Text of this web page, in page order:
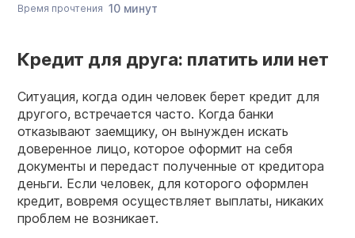
Время прочтения 10 минут
Кредит для друга: платить или нет
Ситуация, когда один человек берет кредит для
другого, встречается часто. Когда банки
отказывают заемщику, он вынужден искать
доверенное лицо, которое оформит на себя
документы и передаст полученные от кредитора
деньги. Если человек, для которого оформлен
кредит, вовремя осуществляет выплаты, никаких
проблем не возникает.